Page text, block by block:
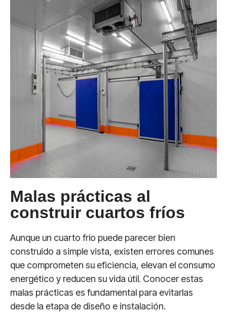
Malas prácticas al
construir cuartos fríos
Aunque un cuarto frío puede parecer bien
construido a simple vista, existen errores comunes
que comprometen su eficiencia, elevan el consumo
energético y reducen su vida útil. Conocer estas
malas prácticas es fundamental para evitarlas
desde la etapa de diseño e instalación.